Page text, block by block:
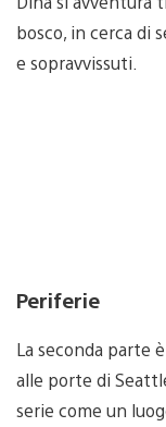
bosco, in cerca di
e sopravvissuti.
Periferie
La seconda parte
alle porte di
serie come un